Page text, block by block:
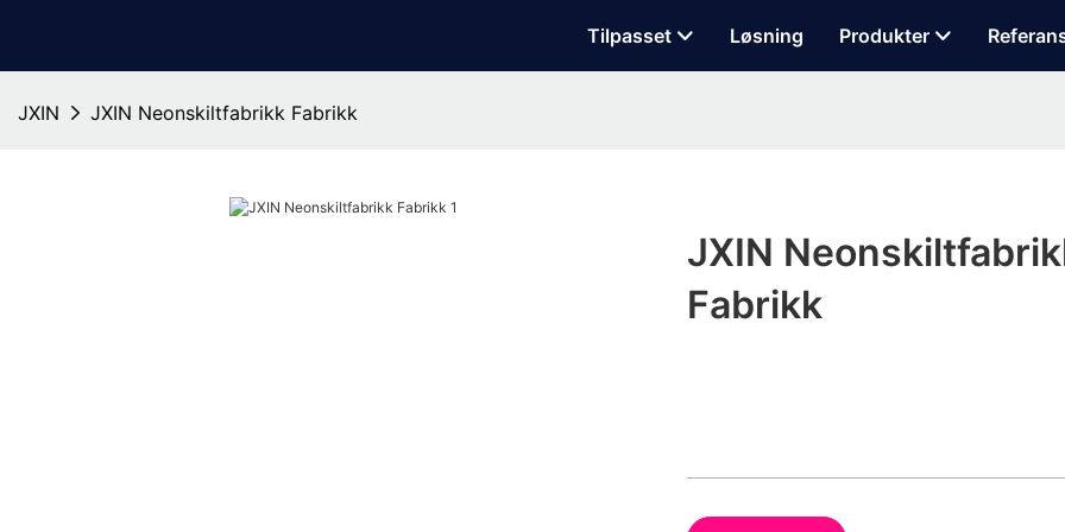
Tilpasset Løsning Produkter
JXIN JXIN Neonskiltfabrikk Fabrikk
JXIN
Fabrikk